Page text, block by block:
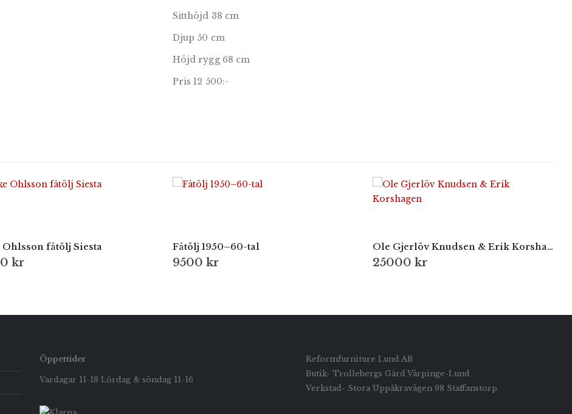
Sitthöjd 38 cm
Djup 50 cm
Höjd rygg 68 cm
Pris 12 500:-
Ohlsson fåtölj Siesta
kr
Fåtölj 1950–60-tal
9500 kr
Ole Gjerlöv Knudsen & Erik Korshagen
25000 kr
Öppettider
Vardagar 11-18 Lördag & söndag 11-16
Reformfurniture Lund AB
Butik- Trollebergs Gård Värpinge-Lund
Verkstad- Stora Uppåkravägen 98 Staffanstorp